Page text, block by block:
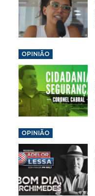
OPINIÃO
OPINIÃO